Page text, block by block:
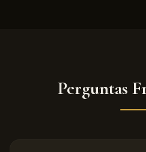
Perguntas